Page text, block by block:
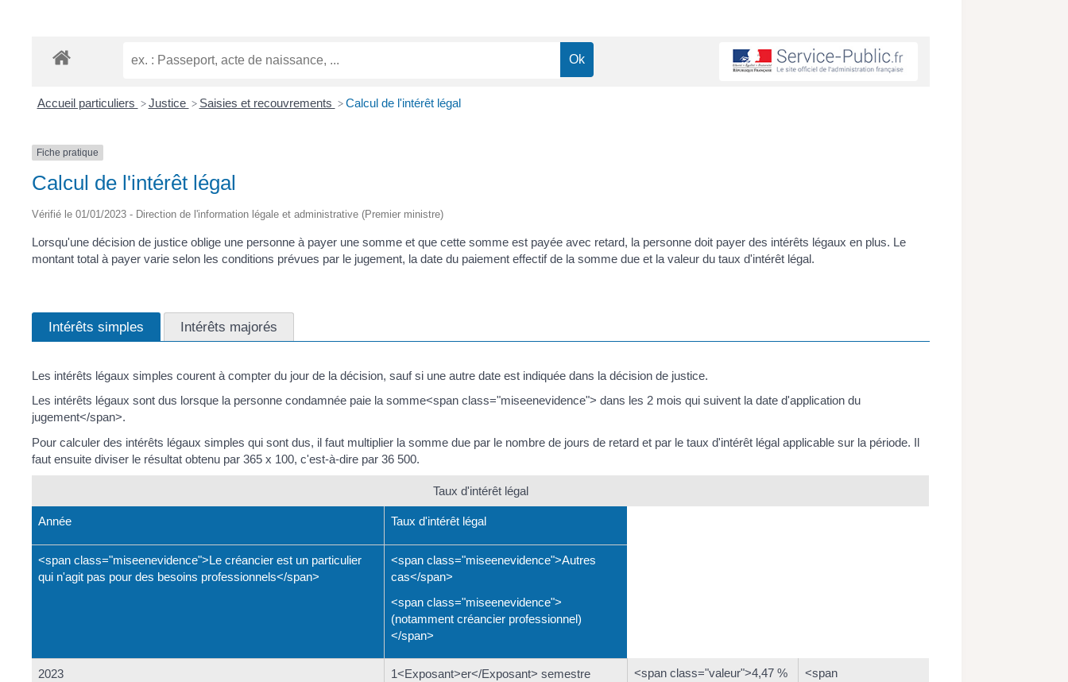
Accueil particuliers > Justice > Saisies et recouvrements > Calcul de l'intérêt légal
Fiche pratique
Calcul de l'intérêt légal
Vérifié le 01/01/2023 - Direction de l'information légale et administrative (Premier ministre)
Lorsqu'une décision de justice oblige une personne à payer une somme et que cette somme est payée avec retard, la personne doit payer des intérêts légaux en plus. Le
montant total à payer varie selon les conditions prévues par le jugement, la date du paiement effectif de la somme due et la valeur du taux d'intérêt légal.
Intérêts simples Intérêts majorés
Les intérêts légaux simples courent à compter du jour de la décision, sauf si une autre date est indiquée dans la décision de justice.
Les intérêts légaux sont dus lorsque la personne condamnée paie la somme<span class="miseenevidence"> dans les 2 mois qui suivent la date d'application du
jugement</span>.
Pour calculer des intérêts légaux simples qui sont dus, il faut multiplier la somme due par le nombre de jours de retard et par le taux d'intérêt légal applicable sur la période. Il
faut ensuite diviser le résultat obtenu par 365 x 100, c'est-à-dire par 36 500.
Taux d'intérêt légal
Année Taux d'intérêt légal
<span class="miseenevidence">Le créancier est un particulier
qui n'agit pas pour des besoins professionnels</span>
<span class="miseenevidence">Autres
cas</span>
<span class="miseenevidence">
(notamment créancier professionnel)
</span>
2023 1<Exposant>er</Exposant> semestre
<span class="valeur">4,47 %
<span